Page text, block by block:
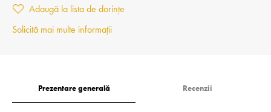
Adaugă la lista de dorințe
Solicită mai multe informații
Prezentare generală Recenzii